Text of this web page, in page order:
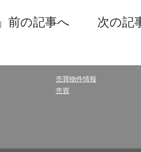
」前の記事へ 次の記
売買物件情報
売買